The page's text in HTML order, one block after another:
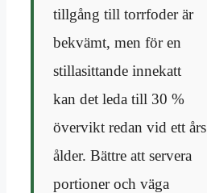
tillgång till torrfoder är
bekvämt, men för en
stillasittande innekatt
kan det leda till 30 %
övervikt redan vid ett års
ålder. Bättre att servera
portioner och väga